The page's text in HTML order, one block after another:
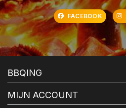
FACEBOOK
BBQING
MIJN ACCOUNT